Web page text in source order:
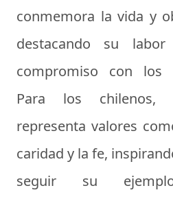
conmemora la vida y
destacando su
compromiso con los
Para los chilenos,
representa valores
caridad y la fe,
seguir su